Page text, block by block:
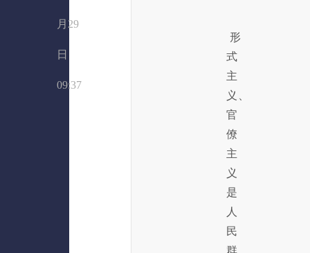
月29
日
09:37
形
式
主
义、
官
僚
主
义
是
人
民
群